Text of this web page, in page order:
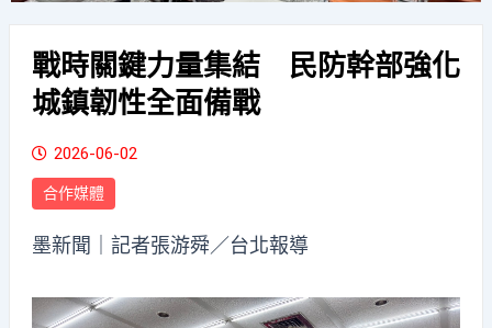
戰時關鍵力量集結 民防幹部強化
城鎮韌性全面備戰
2026-06-02
合作媒體
墨新聞 ｜記者張游舜／台北報導